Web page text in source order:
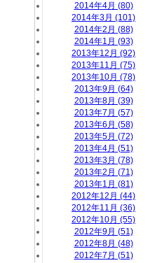
2014年4月 (80)
2014年3月 (101)
2014年2月 (88)
2014年1月 (93)
2013年12月 (92)
2013年11月 (75)
2013年10月 (78)
2013年9月 (64)
2013年8月 (39)
2013年7月 (57)
2013年6月 (58)
2013年5月 (72)
2013年4月 (51)
2013年3月 (78)
2013年2月 (71)
2013年1月 (81)
2012年12月 (44)
2012年11月 (36)
2012年10月 (55)
2012年9月 (51)
2012年8月 (48)
2012年7月 (51)